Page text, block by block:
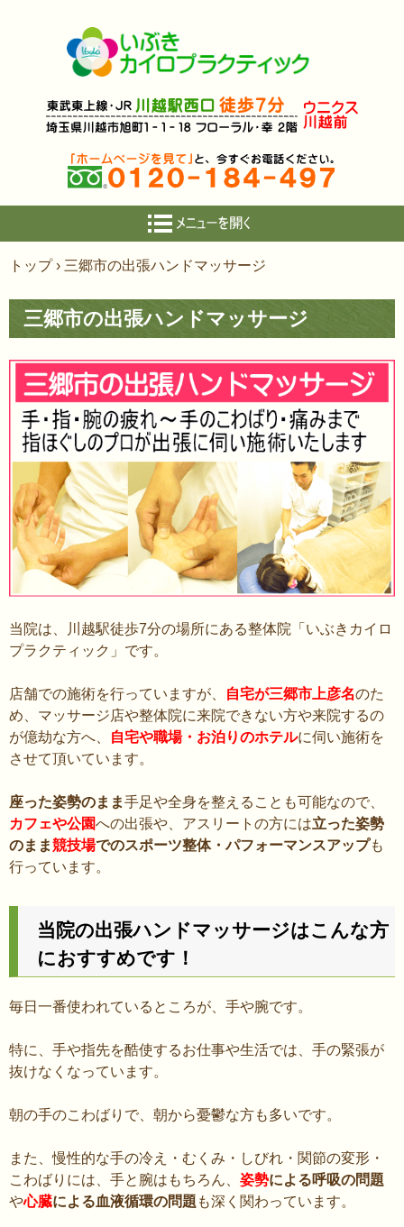
ン
テ
ツ
へ
キ
プ
トップ › 三郷市の出張ハンドマッサージ
三郷市の出張ハンドマッサージ
当院は、川越駅徒歩7分の場所にある整体院「いぶきカイロ
プラクティック」です。
店舗での施術を行っていますが、 自宅が三郷市上彦名のた
め、マッサージ店や整体院に来院できない方や来院するの
が億劫な方へ、
自宅や職場・お泊りのホテルに伺い施術を
させて頂いています。
座った姿勢のまま手足や全身を整えることも可能なので、
カフェや公園への出張や、アスリートの方には立った姿勢
のまま競技場でのスポーツ整体・パフォーマンスアップも
行っています。
当院の出張ハンドマッサージはこんな方
におすすめです！
毎日一番使われているところが、手や腕です。
特に、手や指先を酷使するお仕事や生活では、手の緊張が
抜けなくなっています。
朝の手のこわばりで、朝から憂鬱な方も多いです。
また、慢性的な手の冷え・むくみ・しびれ・関節の変形・
こわばりには、手と腕はもちろん、 姿勢による呼吸の問題
や心臓による血液循環の問題 も深く関わっています。